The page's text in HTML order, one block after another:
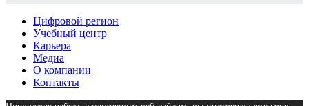
Цифровой регион
Учебный центр
Карьера
Медиа
О компании
Контакты